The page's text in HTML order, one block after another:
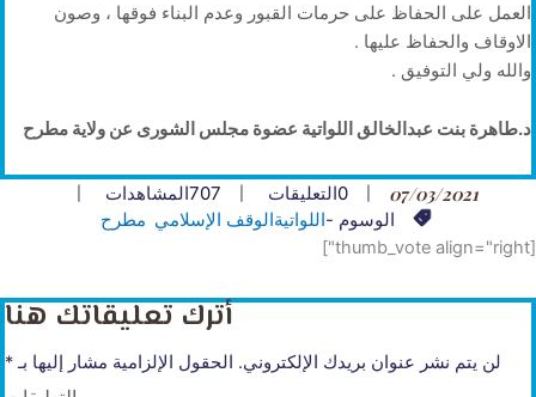
العمل على الحفاظ على حرمات القبور وعدم البناء فوقها ، وصون
الاوقاف والحفاظ عليها .
والله ولي التوفيق .
د.طاهرة بنت عبدالخالق اللواتية عضوة مجلس الشورى عن ولاية مطرح
07/03/2021
0التعليقات 707المشاهدات
الوسوم -اللواتيةالوقف اﻹسلامي مطرح
[thumb_vote align="right"]
أترك تعليقاتك هنا
لن يتم نشر عنوان بريدك الإلكتروني. الحقول الإلزامية مشار إليها بـ*